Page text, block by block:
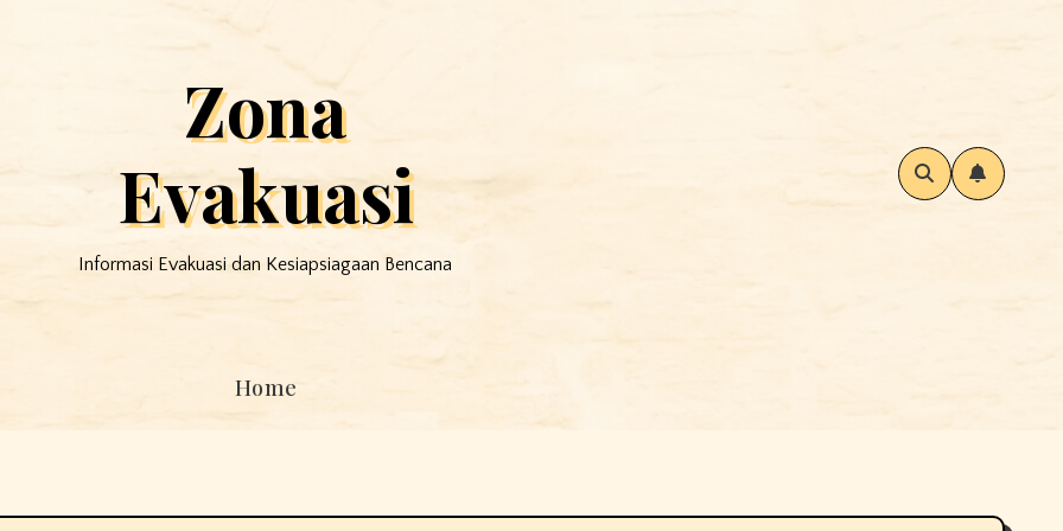
Zona
Evakuasi
Informasi Evakuasi dan Kesiapsiagaan Bencana
Home